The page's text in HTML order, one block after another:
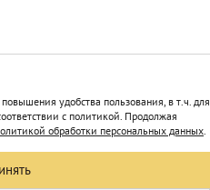
удобства пользования, в т.ч. для
с политикой. Продолжая
обработки персональных данных.